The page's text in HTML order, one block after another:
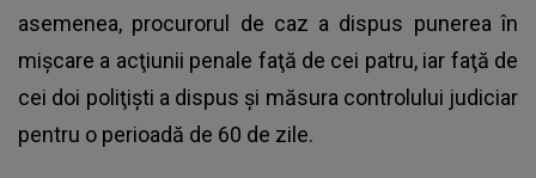
asemenea, procurorul de caz a dispus punerea în
mişcare a acţiunii penale faţă de cei patru, iar faţă de
cei doi poliţişti a dispus şi măsura controlului judiciar
pentru o perioadă de 60 de zile.